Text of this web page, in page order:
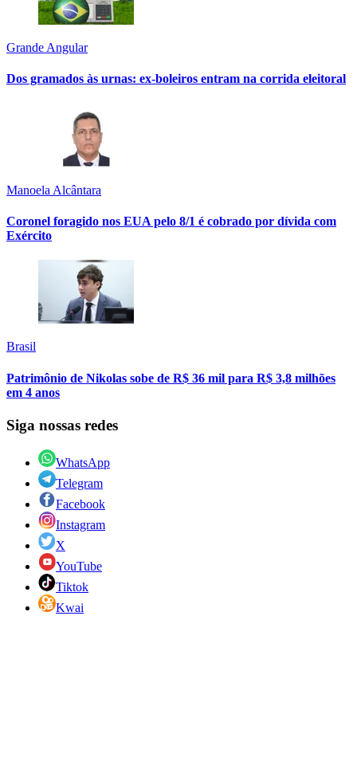
Grande Angular
Dos gramados às urnas: ex-boleiros entram na corrida eleitoral
Manoela Alcântara
Coronel foragido nos EUA pelo 8/1 é cobrado por dívida com
Exército
Brasil
Patrimônio de Nikolas sobe de R$ 36 mil para R$ 3,8 milhões
em 4 anos
Siga nossas redes
WhatsApp
Telegram
Facebook
Instagram
X
YouTube
Tiktok
Kwai